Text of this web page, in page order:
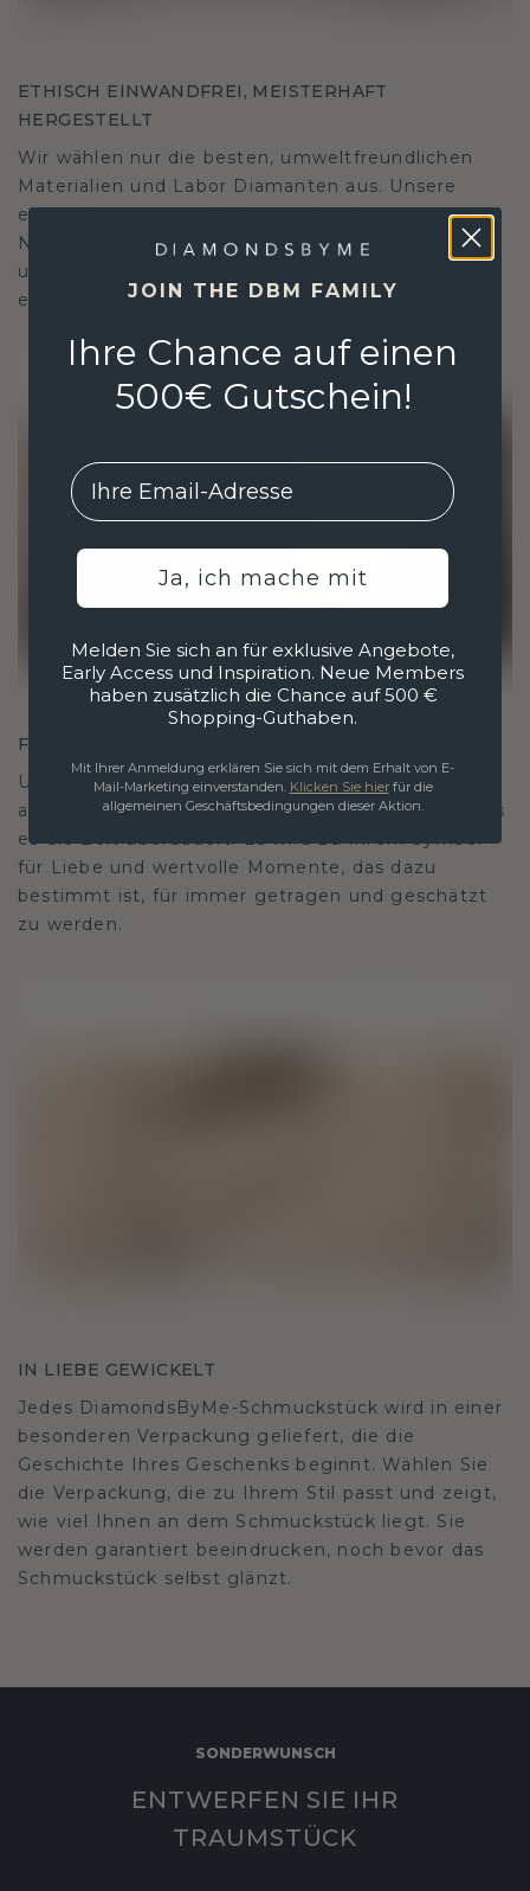
ETHISCH EINWANDFREI, MEISTERHAFT
HERGESTELLT
Wir wählen nur die besten, umweltfreundlichen
Materialien und Labor Diamanten aus. Unsere
erfahrenen Goldschmiede verbinden
Nachhaltigkeit mit beispielloser Handwerkskunst
und stellen so sicher, dass Ihr Schmuck ebenso
ethisch wie exquisit ist.
FÜR VERBINDUNGEN GESCHAFFEN
Unsere Designphilosophie ist auf Verbindung
ausgelegt, wobei jedes Stück so gestaltet ist, dass
es die Zeit überdauert. Es wird zu Ihrem Symbol
für Liebe und wertvolle Momente, das dazu
bestimmt ist, für immer getragen und geschätzt
zu werden.
IN LIEBE GEWICKELT
Jedes DiamondsByMe-Schmuckstück wird in einer
besonderen Verpackung geliefert, die die
Geschichte Ihres Geschenks beginnt. Wählen Sie
die Verpackung, die zu Ihrem Stil passt und zeigt,
wie viel Ihnen an dem Schmuckstück liegt. Sie
werden garantiert beeindrucken, noch bevor das
Schmuckstück selbst glänzt.
SONDERWUNSCH
ENTWERFEN SIE IHR
TRAUMSTÜCK
JOIN THE DBM FAMILY
Ihre Chance auf einen
500€ Gutschein!
EMail
Ja, ich mache mit
Melden Sie sich an für exklusive Angebote,
Early Access und Inspiration. Neue Members
haben zusätzlich die Chance auf 500 €
Shopping-Guthaben.
Mit Ihrer Anmeldung erklären Sie sich mit dem Erhalt von E-
Mail-Marketing einverstanden. Klicken Sie hierfür die
allgemeinen Geschäftsbedingungen dieser Aktion.